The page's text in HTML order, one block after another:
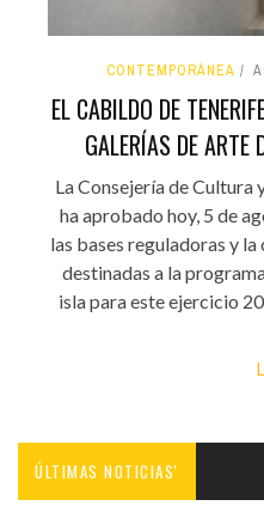
CONTEMPORÁNEA
EL CABILDO DE
GALERÍAS DE ARTE
La Consejería de Cultura
ha aprobado hoy, 5 de
las bases reguladoras y
destinadas a la
isla para este ejercicio
ÚLTIMAS NOTICIAS'